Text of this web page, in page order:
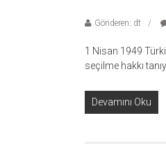
Gönderen: dt
1 Nisan 1949
seçilme hakkı
Devamını Oku